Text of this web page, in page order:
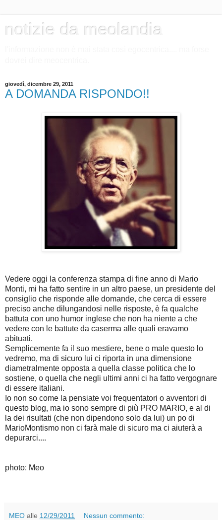
notizie da meolandia
giovedì, dicembre 29, 2011
A DOMANDA RISPONDO!!
Vedere oggi la conferenza stampa di fine anno di Mario
Monti, mi ha fatto sentire in un altro paese, un presidente del
consiglio che risponde alle domande, che cerca di essere
preciso anche dilungandosi nelle risposte, è fa qualche
battuta con uno humor inglese che non ha niente a che
vedere con le battute da caserma alle quali eravamo
abituati.
Semplicemente fa il suo mestiere, bene o male questo lo
vedremo, ma di sicuro lui ci riporta in una dimensione
diametralmente opposta a quella classe politica che lo
sostiene, o quella che negli ultimi anni ci ha fatto vergognare
di essere italiani.
Io non so come la pensiate voi frequentatori o avventori di
questo blog, ma io sono sempre di più PRO MARIO, e al di
la dei risultati (che non dipendono solo da lui) un po di
MarioMontismo non ci farà male di sicuro ma ci aiuterà a
depurarci....
photo: Meo
MEO alle 12/29/2011 Nessun commento: